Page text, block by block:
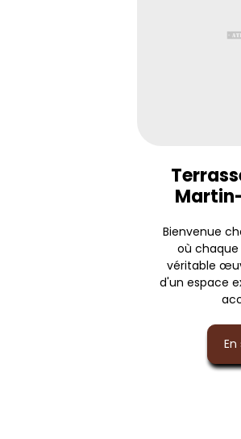
Bienvenue
où
véritable
d'un espace